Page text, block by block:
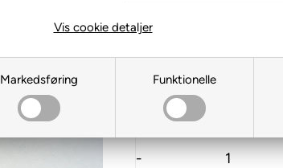
Markedsføring Funktionelle
Vis cookie detaljer1.995,00
På lager til levering
-